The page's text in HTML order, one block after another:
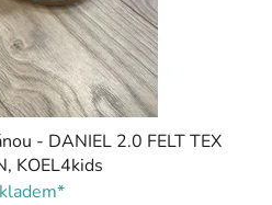
- DANIEL 2.0 FELT TEX
KOEL4kids